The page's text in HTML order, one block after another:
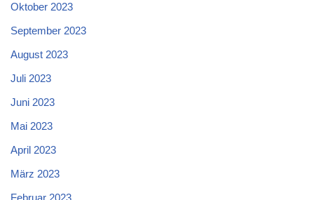
Oktober 2023
September 2023
August 2023
Juli 2023
Juni 2023
Mai 2023
April 2023
März 2023
Februar 2023